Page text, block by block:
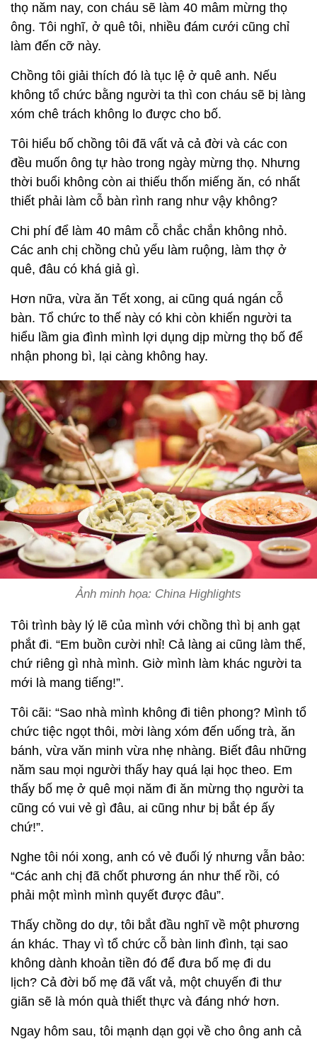
thọ năm nay, con cháu sẽ làm 40 mâm mừng thọ
ông. Tôi nghĩ, ở quê tôi, nhiều đám cưới cũng chỉ
làm đến cỡ này.
Chồng tôi giải thích đó là tục lệ ở quê anh. Nếu
không tổ chức bằng người ta thì con cháu sẽ bị làng
xóm chê trách không lo được cho bố.
Tôi hiểu bố chồng tôi đã vất vả cả đời và các con
đều muốn ông tự hào trong ngày mừng thọ. Nhưng
thời buổi không còn ai thiếu thốn miếng ăn, có nhất
thiết phải làm cỗ bàn rình rang như vậy không?
Chi phí để làm 40 mâm cỗ chắc chắn không nhỏ.
Các anh chị chồng chủ yếu làm ruộng, làm thợ ở
quê, đâu có khá giả gì.
Hơn nữa, vừa ăn Tết xong, ai cũng quá ngán cỗ
bàn. Tổ chức to thế này có khi còn khiến người ta
hiểu lầm gia đình mình lợi dụng dịp mừng thọ bố để
nhận phong bì, lại càng không hay.
Ảnh minh họa: China Highlights
Tôi trình bày lý lẽ của mình với chồng thì bị anh gạt
phắt đi. “Em buồn cười nhỉ! Cả làng ai cũng làm thế,
chứ riêng gì nhà mình. Giờ mình làm khác người ta
mới là mang tiếng!”.
Tôi cãi: “Sao nhà mình không đi tiên phong? Mình tổ
chức tiệc ngọt thôi, mời làng xóm đến uống trà, ăn
bánh, vừa văn minh vừa nhẹ nhàng. Biết đâu những
năm sau mọi người thấy hay quá lại học theo. Em
thấy bố mẹ ở quê mọi năm đi ăn mừng thọ người ta
cũng có vui vẻ gì đâu, ai cũng như bị bắt ép ấy
chứ!”.
Nghe tôi nói xong, anh có vẻ đuối lý nhưng vẫn bảo:
“Các anh chị đã chốt phương án như thế rồi, có
phải một mình mình quyết được đâu”.
Thấy chồng do dự, tôi bắt đầu nghĩ về một phương
án khác. Thay vì tổ chức cỗ bàn linh đình, tại sao
không dành khoản tiền đó để đưa bố mẹ đi du
lịch? Cả đời bố mẹ đã vất vả, một chuyến đi thư
giãn sẽ là món quà thiết thực và đáng nhớ hơn.
Ngay hôm sau, tôi mạnh dạn gọi về cho ông anh cả